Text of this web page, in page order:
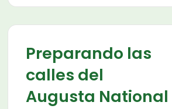
Preparando las
calles del
Augusta National